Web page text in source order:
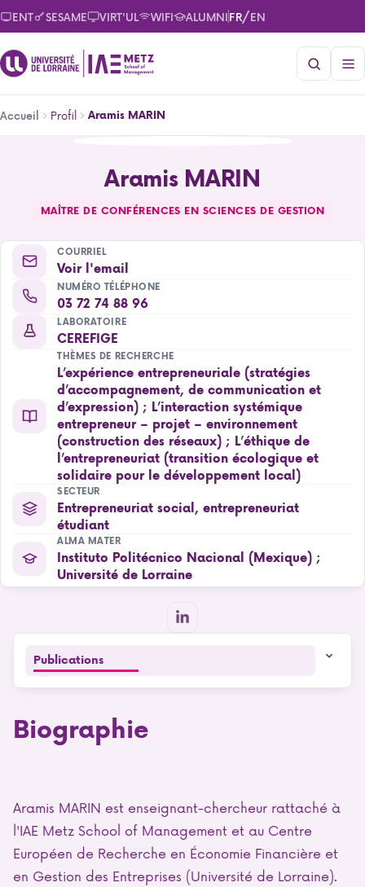
Aller
au
contenu
principal
ENT SESAME VIRT'UL WIFI ALUMNIFR/EN
d'Ariane
Accueil Profil Aramis MARIN
Aramis MARIN
MAÎTRE DE CONFÉRENCES EN SCIENCES DE GESTION
COURRIEL
Voir l'email
NUMÉRO TÉLÉPHONE
03 72 74 88 96
LABORATOIRE
CEREFIGE
THÈMES DE RECHERCHE
L’expérience entrepreneuriale (stratégies
d’accompagnement, de communication et
d’expression) ; L’interaction systémique
entrepreneur – projet – environnement
(construction des réseaux) ; L’éthique de
l’entrepreneuriat (transition écologique et
solidaire pour le développement local)
SECTEUR
Entrepreneuriat social, entrepreneuriat
étudiant
ALMA MATER
Instituto Politécnico Nacional (Mexique) ;
Université de Lorraine
Publications
Biographie
Aramis MARIN est enseignant-chercheur rattaché à
l'IAE Metz School of Management et au Centre
Européen de Recherche en Économie Financière et
en Gestion des Entreprises (Université de Lorraine).